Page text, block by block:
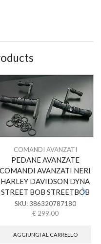
COMANDI AVANZATI
PEDANE AVANZATE
COMANDI AVANZATI NERI
HARLEY DAVIDSON DYNA
STREET BOB STREETBOB
SKU: 386320787180
€ 299.00
AGGIUNGI AL CARRELLO